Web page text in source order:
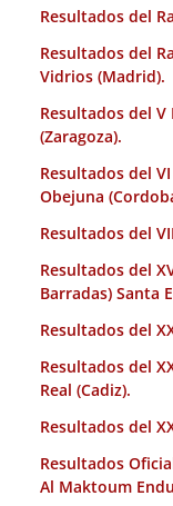
Resultados del
Resultados del
Vidrios (Madrid).
Resultados del
(Zaragoza).
Resultados del
Obejuna
Resultados del
Resultados del
Barradas) Santa
Resultados del
Resultados del
Real (Cadiz).
Resultados del
Resultados
Al Maktoum